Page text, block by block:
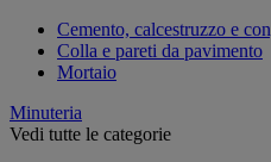
Cemento, calcestruzzo e
Colla e pareti da pavimento
Mortaio
Minuteria
Vedi tutte le categorie